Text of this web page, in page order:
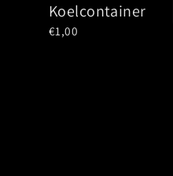
Koelcontainer
€1,00